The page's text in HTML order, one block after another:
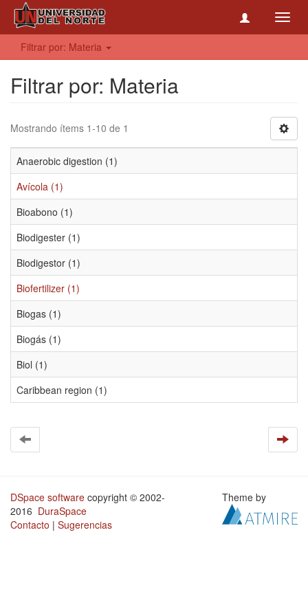
Filtrar por: Materia
Filtrar por: Materia
Mostrando ítems 1-10 de 1
Anaerobic digestion (1)
Avícola (1)
Bioabono (1)
Biodigester (1)
Biodigestor (1)
Biofertilizer (1)
Biogas (1)
Biogás (1)
Biol (1)
Caribbean region (1)
DSpace software copyright © 2002-
2016 DuraSpace
Contacto | Sugerencias
Theme by